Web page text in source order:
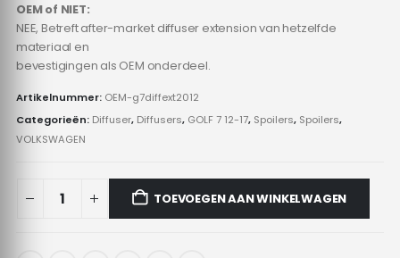
OEM of NIET:
NEE, Betreft after-market diffuser extension van hetzelfde
materiaal en
bevestigingen als OEM onderdeel.
Artikelnummer: OEM-g7diffext2012
Categorieën: Diffuser, Diffusers, GOLF 7 12-17, Spoilers, Spoilers,
VOLKSWAGEN
TOEVOEGEN AAN WINKELWAGEN